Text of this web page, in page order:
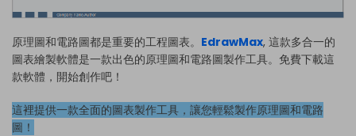
原理圖和電路圖都是重要的工程圖表。 EdrawMax, 這款多合一的
圖表繪製軟體是一款出色的原理圖和電路圖製作工具。免費下載這
款軟體，開始創作吧！
這裡提供一款全面的圖表製作工具，讓您輕鬆製作原理圖和電路
圖！